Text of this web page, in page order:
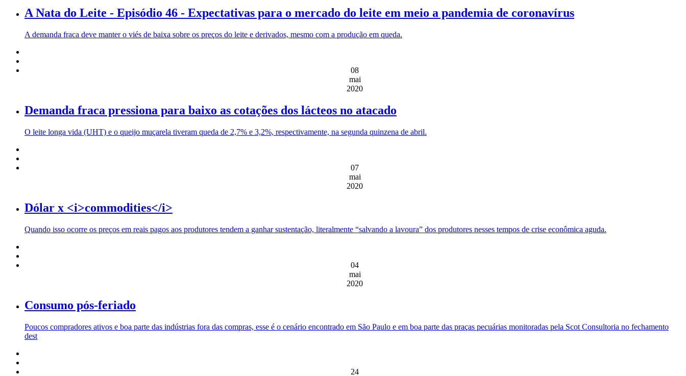
A Nata do Leite - Episódio 46 - Expectativas para o mercado do leite em meio a pandemia de coronavírus
A demanda fraca deve manter o viés de baixa sobre os preços do leite e derivados, mesmo com a produção em queda.
08
mai
2020
Demanda fraca pressiona para baixo as cotações dos lácteos no atacado
O leite longa vida (UHT) e o queijo muçarela tiveram queda de 2,7% e 3,2%, respectivamente, na segunda quinzena de abril.
07
mai
2020
Dólar x <i>commodities</i>
Quando isso ocorre os preços em reais pagos aos produtores tendem a ganhar sustentação, literalmente “salvando a lavoura” dos produtores nesses tempos de crise econômica aguda.
04
mai
2020
Consumo pós-feriado
Poucos compradores ativos e boa parte das indústrias fora das compras, esse é o cenário encontrado em São Paulo e em boa parte das praças pecuárias monitoradas pela Scot Consultoria no fechamento
dest
24